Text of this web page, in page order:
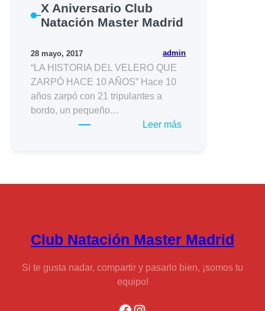
X Aniversario Club
Natación Master Madrid
28 mayo, 2017 admin
“LA HISTORIA DEL VELERO QUE
ZARPÓ HACE 10 AÑOS” Hace 10
años zarpó con 21 tripulantes a
bordo, un pequeño…
Leer más:
Club Natación Master Madrid
Si te gusta nadar, compartir y pasarlo bien, ¡somos tu
equipo!